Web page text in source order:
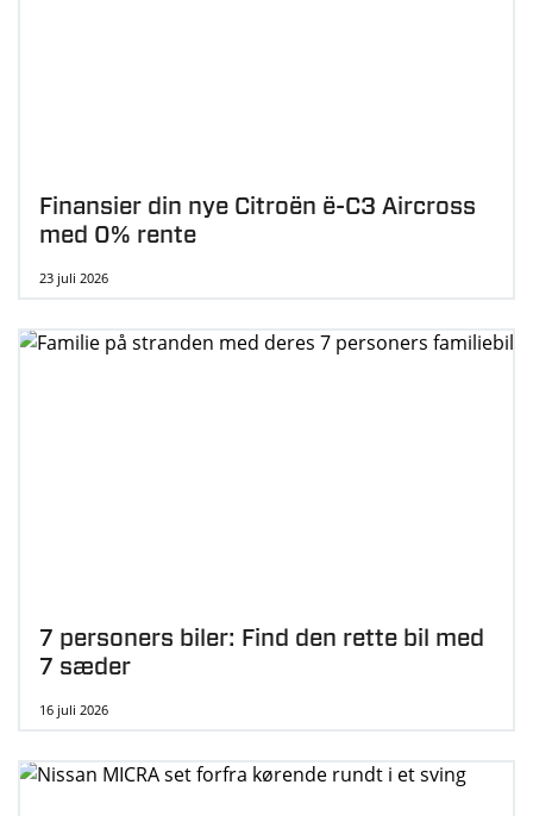
Finansier din nye Citroën ë-C3 Aircross
med 0% rente
23 juli 2026
7 personers biler: Find den rette bil med
7 sæder
16 juli 2026